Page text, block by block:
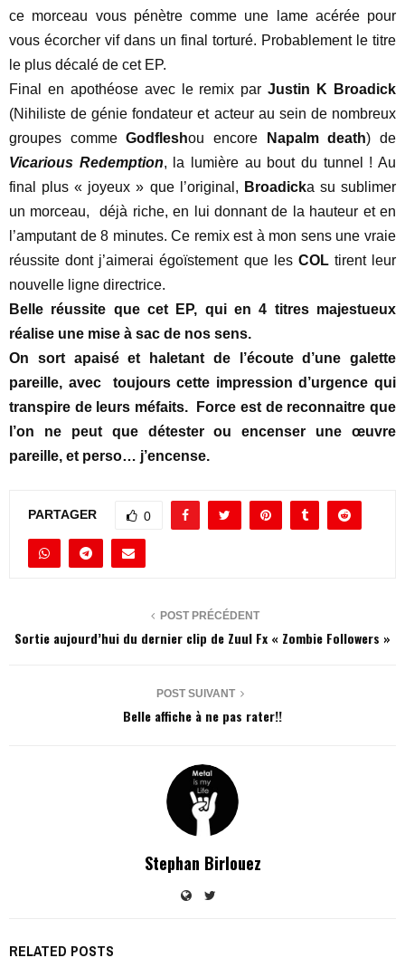
ce morceau vous pénètre comme une lame acérée pour
vous écorcher vif dans un final torturé. Probablement le titre
le plus décalé de cet EP.
Final en apothéose avec le remix parJustin K Broadick
(Nihiliste de génie fondateur et acteur au sein de nombreux
groupes commeGodfleshou encore Napalm death) de
Vicarious Redemption, la lumière au bout du tunnel ! Au
final plus « joyeux » que l’original, Broadicka su sublimer
un morceau,
déjà riche, en lui donnant de la hauteur et en
l’amputant de 8 minutes. Ce remix est à mon sens une vraie
réussite dont j’aimerai égoïstement que les COL tirent leur
nouvelle ligne directrice.
Belle réussite que cet EP, qui en 4 titres majestueux
réalise une mise à sac de nos sens.
On sort apaisé et haletant de l’écoute d’une galette
pareille, avec
toujours cette impression d’urgence qui
transpire de leurs méfaits.
Force est de reconnaitre que
l’on ne peut que détester ou encenser une œuvre
pareille, et perso… j’encense.
PARTAGER 0
POST PRÉCÉDENT
Sortie aujourd’hui du dernier clip de Zuul Fx « Zombie Followers »
POST SUIVANT
Belle affiche à ne pas rater!!
Stephan Birlouez
RELATED POSTS